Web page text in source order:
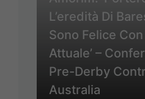
L’eredità Di
Sono Felice
Attuale’ –
Pre-Derby
Australia